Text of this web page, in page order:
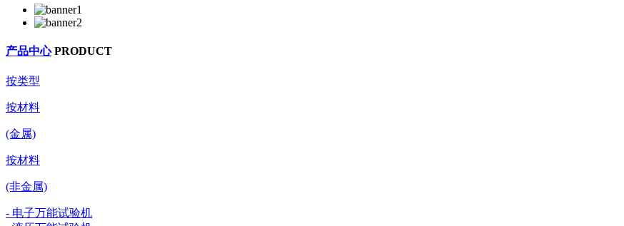
产品中心 PRODUCT
按类型
按材料
(金属)
按材料
(非金属)
- 电子万能试验机